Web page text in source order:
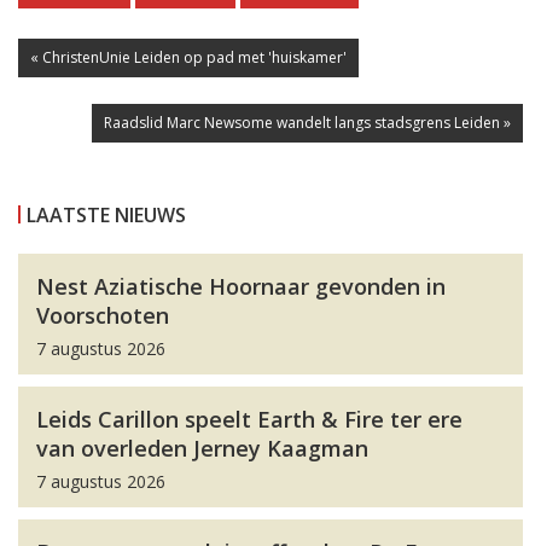
« ChristenUnie Leiden op pad met 'huiskamer'
Raadslid Marc Newsome wandelt langs stadsgrens Leiden »
LAATSTE NIEUWS
Nest Aziatische Hoornaar gevonden in
Voorschoten
7 augustus 2026
Leids Carillon speelt Earth & Fire ter ere
van overleden Jerney Kaagman
7 augustus 2026